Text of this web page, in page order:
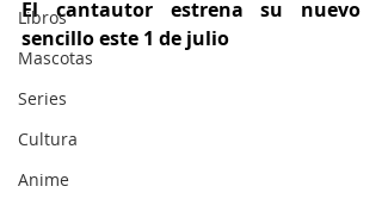
Libros
Mascotas
Series
Cultura
Anime
El cantautor estrena su nuevo
sencillo este 1 de julio